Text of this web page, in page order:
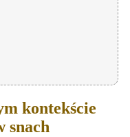
kontekście
snach